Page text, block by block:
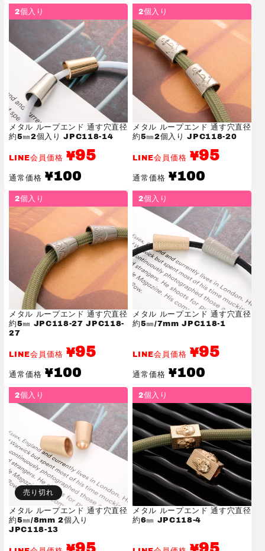
価
価
2個入り
メタル ループエンド 通す穴直径
約5㎜2個入り JPC118-14
LINE会員価格 ¥95
通常価格
通
常
価
¥100
2個入り
メタル ループエンド 通す穴直径
約5㎜2個入り JPC118-20
LINE会員価格 ¥95
通常価格
通
常
価
¥100
2個入り
メタル ループエンド 通す穴直径
約5㎜ JPC118-27 JPC118-
27
LINE会員価格 ¥95
通常価格
通
常
価
¥100
2個入り
メタル ループエンド 通す穴直径
約5㎜/7mm JPC118-1
LINE会員価格 ¥95
通常価格
通
常
価
¥100
2個入り
売り切れ
メタル ループエンド 通す穴直径
約5㎜/8mm 2個入り
JPC118-13
2個入り
メタル ループエンド 通す穴直径
約6㎜ JPC118-4